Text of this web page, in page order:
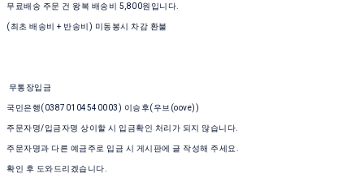
무료배송 주문 건 왕복 배송비 5,800원입니다.
(최초 배송비 + 반송비) 미동봉시 차감 환불
무통장입금
국민은행(03870104540003) 이승후(우브(oove))
주문자명/입금자명 상이할 시 입금확인 처리가 되지 않습니다.
주문자명과 다른 예금주로 입금 시 게시판에 글 작성해 주세요.
확인 후 도와드리겠습니다.